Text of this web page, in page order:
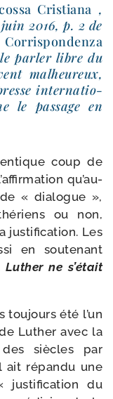
Cristiana ,
2016, p. 2 de
Corrispondenza
par­ler libre du
mal­heu­reux,
inter­na­tio­
le pas­sage en
coup de
qu’au­
« dia­logue »,
ou non,
jus­ti­fi­ca­tion. Les
en sou­te­nant
Luther ne s’é­tait
tou­jours été l’un
Luther avec la
siècles par
ait répan­du une
du